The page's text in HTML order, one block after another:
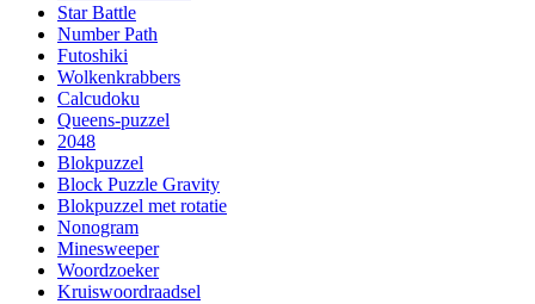
Star Battle
Number Path
Futoshiki
Wolkenkrabbers
Calcudoku
Queens-puzzel
2048
Blokpuzzel
Block Puzzle Gravity
Blokpuzzel met rotatie
Nonogram
Minesweeper
Woordzoeker
Kruiswoordraadsel